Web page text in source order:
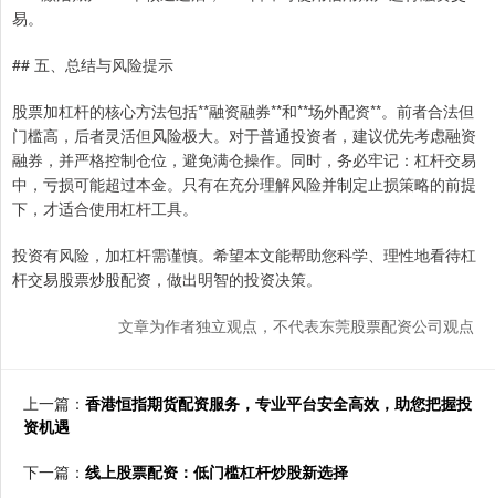
易。
## 五、总结与风险提示
股票加杠杆的核心方法包括**融资融券**和**场外配资**。前者合法但
门槛高，后者灵活但风险极大。对于普通投资者，建议优先考虑融资
融券，并严格控制仓位，避免满仓操作。同时，务必牢记：杠杆交易
中，亏损可能超过本金。只有在充分理解风险并制定止损策略的前提
下，才适合使用杠杆工具。
投资有风险，加杠杆需谨慎。希望本文能帮助您科学、理性地看待杠
杆交易股票炒股配资，做出明智的投资决策。
文章为作者独立观点，不代表东莞股票配资公司观点
上一篇： 香港恒指期货配资服务，专业平台安全高效，助您把握投
资机遇
下一篇： 线上股票配资：低门槛杠杆炒股新选择